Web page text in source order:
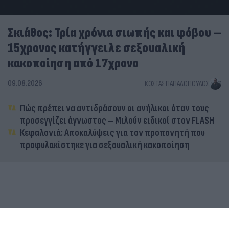
Σκιάθος: Τρία χρόνια σιωπής και φόβου –
15χρονος κατήγγειλε σεξουαλική
κακοποίηση από 17χρονο
09.08.2026 ΚΏΣΤΑΣ ΠΑΠΑΔΌΠΟΥΛΟΣ
Πώς πρέπει να αντιδράσουν οι ανήλικοι όταν τους
προσεγγίζει άγνωστος – Μιλούν ειδικοί στον FLASH
Κεφαλονιά: Αποκαλύψεις για τον προπονητή που
προφυλακίστηκε για σεξουαλική κακοποίηση